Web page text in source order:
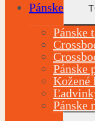
Pánske
Pánske
Pánske
Kožené
Pánske